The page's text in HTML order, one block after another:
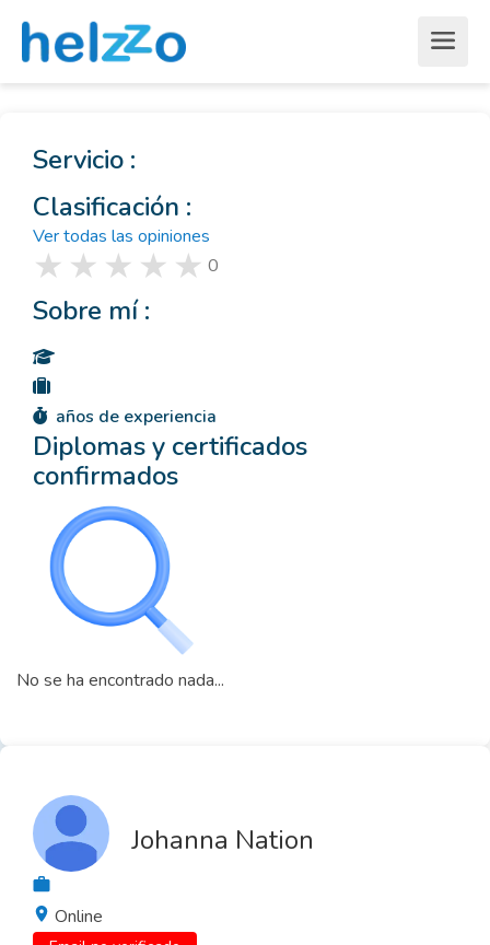
Servicio :
Clasificación :
Ver todas las opiniones
0
Sobre mí :
años de experiencia
Diplomas y certificados
confirmados
No se ha encontrado nada...
Johanna Nation
Online